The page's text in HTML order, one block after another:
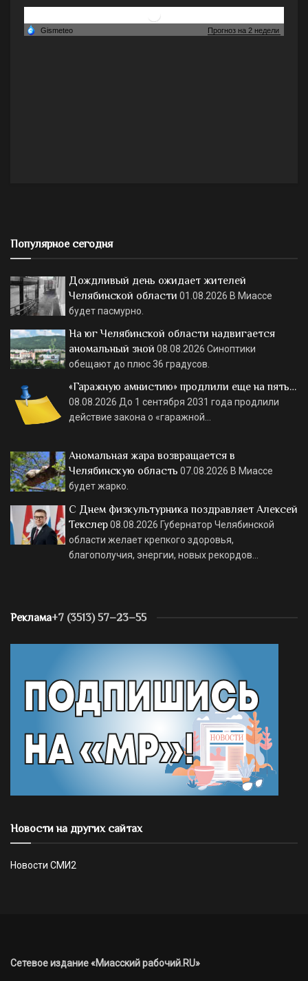
Популярное сегодня
Дождливый день ожидает жителей
Челябинской области 01.08.2026 В Миассе
будет пасмурно.
На юг Челябинской области надвигается
аномальный зной 08.08.2026 Синоптики
обещают до плюс 36 градусов.
«Гаражную амнистию» продлили еще на пять…
08.08.2026 До 1 сентября 2031 года продлили
действие закона о «гаражной…
Аномальная жара возвращается в
Челябинскую область 07.08.2026 В Миассе
будет жарко.
С Днем физкультурника поздравляет Алексей
Текслер08.08.2026 Губернатор Челябинской
области желает крепкого здоровья,
благополучия, энергии, новых рекордов…
Реклама+7 (3513) 57–23–55
Новости на других сайтах
Новости СМИ2
Сетевое издание «Миасский рабочий.RU»